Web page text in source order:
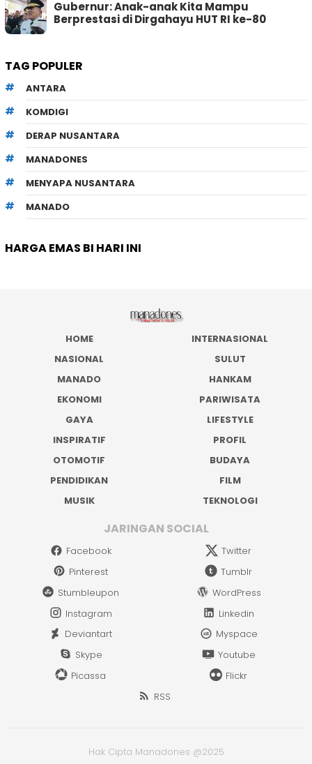
Gubernur: Anak-anak Kita Mampu
Berprestasi di Dirgahayu HUT RI ke-80
TAG POPULER
ANTARA
KOMDIGI
DERAP NUSANTARA
MANADONES
MENYAPA NUSANTARA
MANADO
HARGA EMAS BI HARI INI
HOME
INTERNASIONAL
NASIONAL
SULUT
MANADO
HANKAM
EKONOMI
PARIWISATA
GAYA
LIFESTYLE
INSPIRATIF
PROFIL
OTOMOTIF
BUDAYA
PENDIDIKAN
FILM
MUSIK
TEKNOLOGI
JARINGAN SOCIAL
Facebook
Twitter
Pinterest
Tumblr
Stumbleupon
WordPress
Instagram
Linkedin
Deviantart
Myspace
Skype
Youtube
Picassa
Flickr
RSS
Hak Cipta Manadones @2025